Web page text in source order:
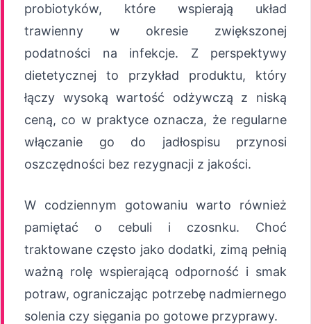
probiotyków, które wspierają układ
trawienny w okresie zwiększonej
podatności na infekcje. Z perspektywy
dietetycznej to przykład produktu, który
łączy wysoką wartość odżywczą z niską
ceną, co w praktyce oznacza, że regularne
włączanie go do jadłospisu przynosi
oszczędności bez rezygnacji z jakości.
W codziennym gotowaniu warto również
pamiętać o cebuli i czosnku. Choć
traktowane często jako dodatki, zimą pełnią
ważną rolę wspierającą odporność i smak
potraw, ograniczając potrzebę nadmiernego
solenia czy sięgania po gotowe przyprawy.